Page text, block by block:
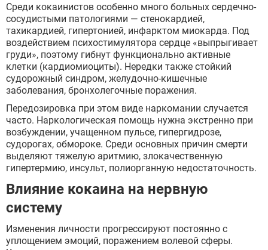
Среди кокаинистов особенно много больных сердечно-
сосудистыми патологиями — стенокардией,
тахикардией, гипертонией, инфарктом миокарда. Под
воздействием психостимулятора сердце «выпрыгивает
груди», поэтому гибнут функционально активные
клетки (кардиомиоциты). Нередки также стойкий
судорожный синдром, желудочно-кишечные
заболевания, бронхолегочные поражения.
Передозировка при этом виде наркомании случается
часто. Наркологическая помощь нужна экстренно при
возбуждении, учащенном пульсе, гипергидрозе,
судорогах, обмороке. Среди основных причин смерти
выделяют тяжелую аритмию, злокачественную
гипертермию, инсульт, полиорганную недостаточность.
Влияние кокаина на нервную
систему
Изменения личности прогрессируют постоянно с
уплощением эмоций, поражением волевой сферы.